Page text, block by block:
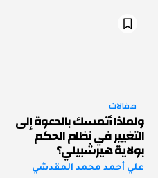
مقالات
ولماذا أتمسك بالدعوة إلى
التغيير في نظام الحكم
بولاية هيرشبيلي؟
علي أحمد محمد المقدشي